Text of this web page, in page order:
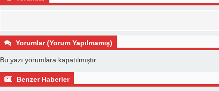
Yorumlar (Yorum Yapılmamış)
Bu yazı yorumlara kapatılmıştır.
Benzer Haberler